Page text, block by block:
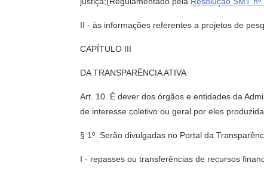
II - às informações referentes a projetos de
CAPÍTULO III
DA TRANSPARÊNCIA ATIVA
Art. 10. É dever dos órgãos e entidades da
de interesse coletivo ou geral por eles
§ 1º. Serão divulgadas no Portal da
I - repasses ou transferências de recursos